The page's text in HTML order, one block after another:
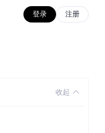
登录 注册
收起